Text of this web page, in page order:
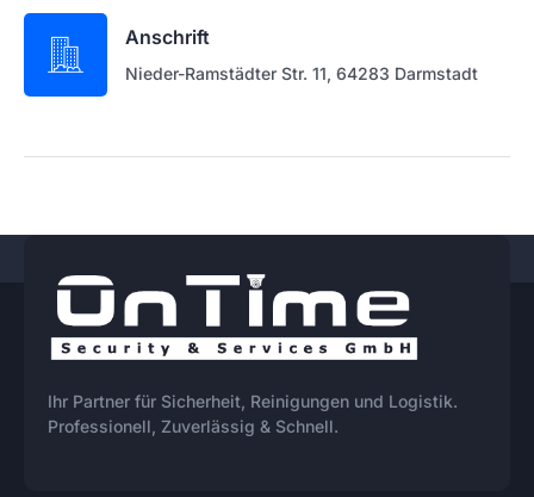
Anschrift
Nieder-Ramstädter Str. 11, 64283 Darmstadt
Ihr Partner für Sicherheit, Reinigungen und Logistik.
Professionell, Zuverlässig & Schnell.